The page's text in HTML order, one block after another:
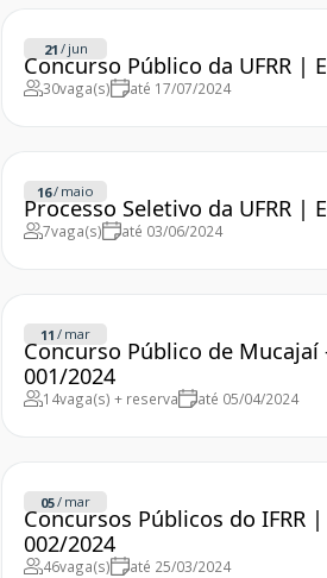
21 / jun
Concurso Público da UFRR |
30vaga(s) até 17/07/2024
16/ maio
Processo Seletivo da UFRR |
7vaga(s) até 03/06/2024
11 / mar
Concurso Público de Mucajaí
001/2024
14vaga(s) + reserva até 05/04/2024
05/ mar
Concursos Públicos do IFRR
002/2024
46vaga(s) até 25/03/2024